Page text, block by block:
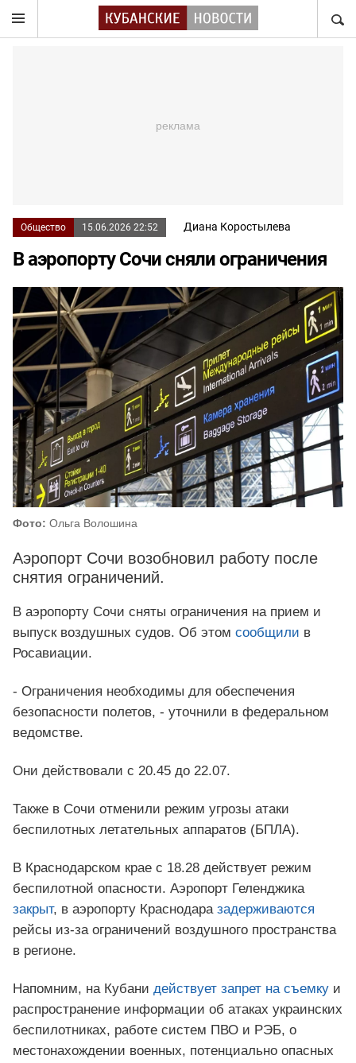
Общество 15.06.2026 22:52 Диана Коростылева
В аэропорту Сочи сняли ограничения
Фото: Ольга Волошина
Аэропорт Сочи возобновил работу после
снятия ограничений.
В аэропорту Сочи сняты ограничения на прием и
выпуск воздушных судов. Об этом сообщили в
Росавиации.
- Ограничения необходимы для обеспечения
безопасности полетов, - уточнили в федеральном
ведомстве.
Они действовали с 20.45 до 22.07.
Также в Сочи отменили режим угрозы атаки
беспилотных летательных аппаратов (БПЛА).
В Краснодарском крае с 18.28 действует режим
беспилотной опасности. Аэропорт Геленджика
закрыт, в аэропорту Краснодара задерживаются
рейсы из-за ограничений воздушного пространства
в регионе.
Напомним, на Кубани действует запрет на съемку и
распространение информации об атаках украинских
беспилотниках, работе систем ПВО и РЭБ, о
местонахождении военных, потенциально опасных